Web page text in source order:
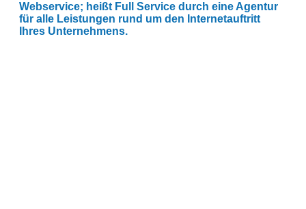
Webservice; heißt Full Service durch eine Agentur
für alle Leistungen rund um den Internetauftritt
Ihres Unternehmens.